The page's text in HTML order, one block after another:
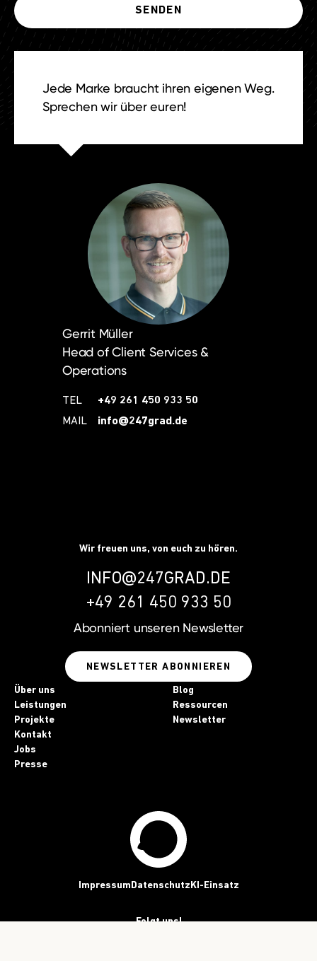
Jede Marke braucht ihren eigenen Weg.
Sprechen wir über euren!
Gerrit Müller
Head of Client Services &
Operations
TEL
+49 261 450 933 50
MAIL
info@247grad.de
Wir freuen uns, von euch zu hören.
INFO@247GRAD.DE
+49 261 450 933 50
Abonniert unseren Newsletter
NEWSLETTER ABONNIEREN
Über uns
Leistungen
Projekte
Kontakt
Jobs
Presse
Blog
Ressourcen
Newsletter
ImpressumDatenschutzKI-Einsatz
Folgt uns!